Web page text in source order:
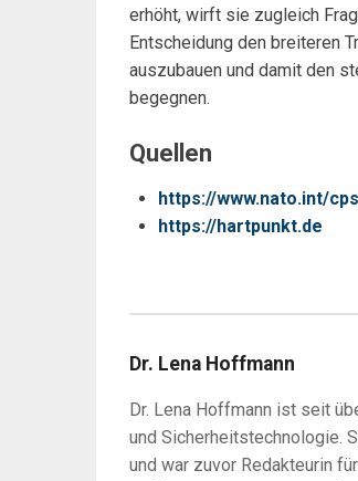
erhöht, wirft sie zugleich
Entscheidung den breiteren
auszubauen und damit den
begegnen.
Quellen
https://www.nato.int/
https://hartpunkt.de
Dr. Lena Hoffmann
Dr. Lena Hoffmann ist seit
und Sicherheitstechnologie.
und war zuvor Redakteurin